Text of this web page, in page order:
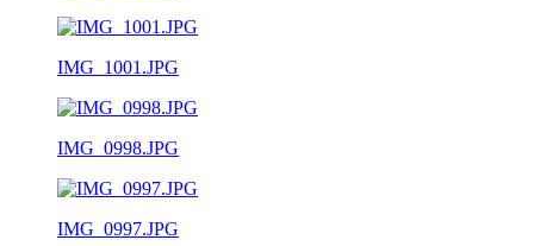
IMG_1001.JPG
IMG_0998.JPG
IMG_0997.JPG